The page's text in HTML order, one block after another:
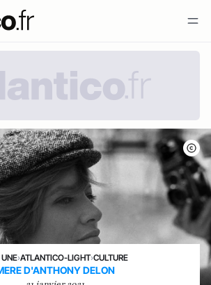
›ATLANTICO-LIGHT›CULTURE
D'ANTHONY DELON